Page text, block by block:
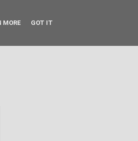
MORE GOT IT